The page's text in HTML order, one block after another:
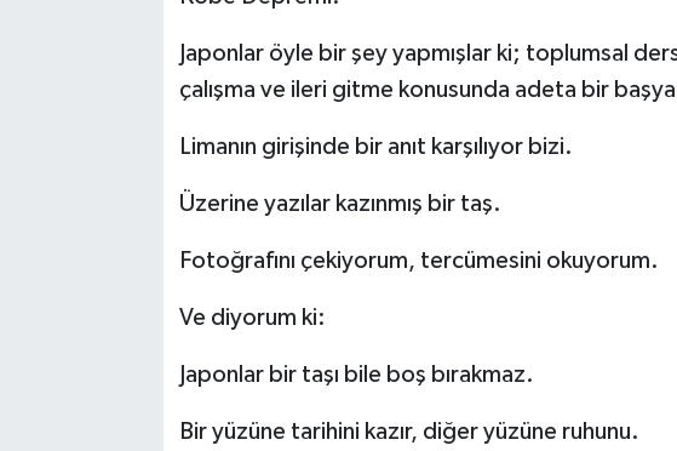
Japonlar öyle bir şey yapmışlar ki; toplumsal
çalışma ve ileri gitme konusunda adeta bir
Limanın girişinde bir anıt karşılıyor bizi.
Üzerine yazılar kazınmış bir taş.
Fotoğrafını çekiyorum, tercümesini okuyorum.
Ve diyorum ki:
Japonlar bir taşı bile boş bırakmaz.
Bir yüzüne tarihini kazır, diğer yüzüne ruhunu.